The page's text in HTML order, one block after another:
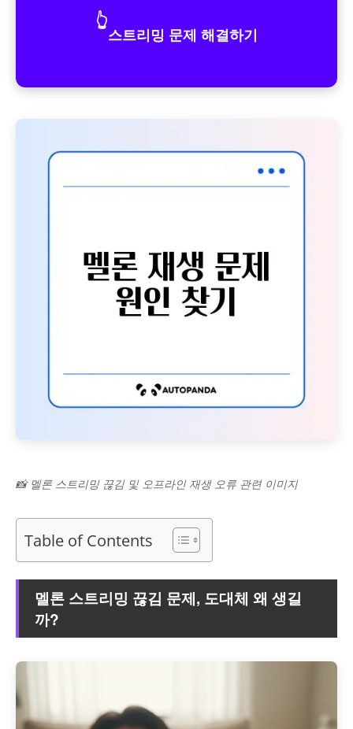
👆
스트리밍 문제 해결하기
📸 멜론 스트리밍 끊김 및 오프라인 재생 오류 관련 이미지
Table of Contents
멜론 스트리밍 끊김 문제, 도대체 왜 생길
까?